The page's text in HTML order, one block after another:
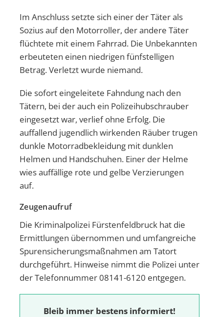
Im Anschluss setzte sich einer der Täter als
Sozius auf den Motorroller, der andere Täter
flüchtete mit einem Fahrrad. Die Unbekannten
erbeuteten einen niedrigen fünfstelligen
Betrag. Verletzt wurde niemand.
Die sofort eingeleitete Fahndung nach den
Tätern, bei der auch ein Polizeihubschrauber
eingesetzt war, verlief ohne Erfolg. Die
auffallend jugendlich wirkenden Räuber trugen
dunkle Motorradbekleidung mit dunklen
Helmen und Handschuhen. Einer der Helme
wies auffällige rote und gelbe Verzierungen
auf.
Zeugenaufruf
Die Kriminalpolizei Fürstenfeldbruck hat die
Ermittlungen übernommen und umfangreiche
Spurensicherungsmaßnahmen am Tatort
durchgeführt. Hinweise nimmt die Polizei unter
der Telefonnummer 08141-6120 entgegen.
Bleib immer bestens informiert!